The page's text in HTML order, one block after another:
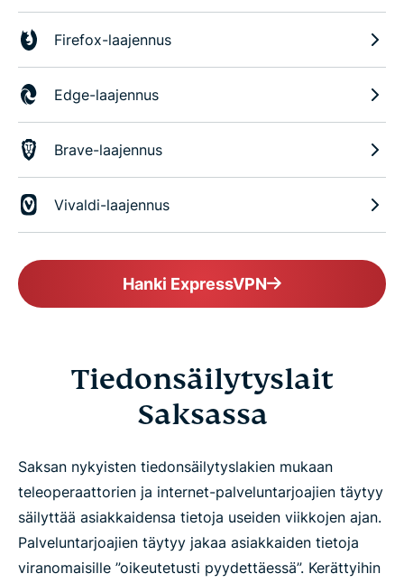
Firefox-laajennus
Edge-laajennus
Brave-laajennus
Vivaldi-laajennus
Hanki ExpressVPN
Tiedonsäilytyslait
Saksassa
Saksan nykyisten tiedonsäilytyslakien mukaan
teleoperaattorien ja internet-palveluntarjoajien täytyy
säilyttää asiakkaidensa tietoja useiden viikkojen ajan.
Palveluntarjoajien täytyy jakaa asiakkaiden tietoja
viranomaisille ”oikeutetusti pyydettäessä”. Kerättyihin